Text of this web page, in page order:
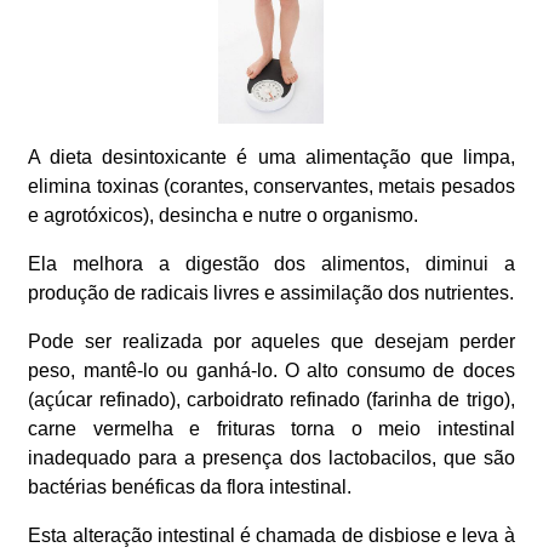
A dieta desintoxicante é uma alimentação que limpa,
elimina toxinas (corantes, conservantes, metais pesados
e agrotóxicos), desincha e nutre o organismo.
Ela melhora a digestão dos alimentos, diminui a
produção de radicais livres e assimilação dos nutrientes.
Pode ser realizada por aqueles que desejam perder
peso, mantê-lo ou ganhá-lo. O alto consumo de doces
(açúcar refinado), carboidrato refinado (farinha de trigo),
carne vermelha e frituras torna o meio intestinal
inadequado para a presença dos lactobacilos, que são
bactérias benéficas da flora intestinal.
Esta alteração intestinal é chamada de disbiose e leva à